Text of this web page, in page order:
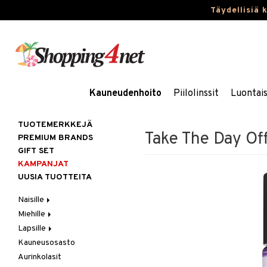
Täydellisiä
Kauneudenhoito Piilolinssit
Take The Day
TUOTEMERKKEJÄ
PREMIUM BRANDS
GIFT SET
KAMPANJAT
UUSIA TUOTTEITA
Naisille
Hiukset
Gift Set
Harjat / Kammat
Hiuskuurit
Ihonhoito
Aurinkotuotteet
Erikoistuotteet
Korut
Kaulakorut
Kosmetiikka
Miehille
Hiukset
Hiustenlähtö
Hiusväri
Ihonhoito
Aurinkotuotteet
Parfyymit
Lapsille
Kosmetiikkalaukkuja
Kylpytuotteita
Kauneusosasto
Aurinkolasit